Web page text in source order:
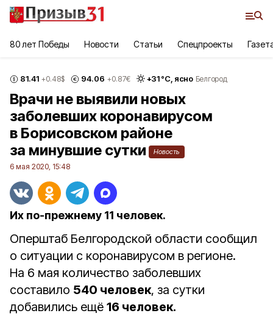
80 лет Победы Новости Статьи Спецпроекты
81.41 +0.48$ 94.06 +0.87€ +31°С, ясно Белгород
Врачи не выявили новых
заболевших коронавирусом
в Борисовском районе
за минувшие сутки
Новость
6 мая 2020, 15:48
Их по‑прежнему 11 человек.
Оперштаб Белгородской области сообщил
о ситуации с коронавирусом в регионе.
На 6 мая количество заболевших
составило 540 человек, за сутки
добавились ещё 16 человек.